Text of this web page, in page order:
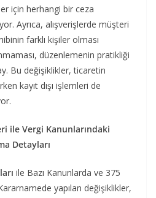
için herhangi bir ceza
Ayrıca, alışverişlerde müşteri
farklı kişiler olması
düzenlemenin pratikliği
Bu değişiklikler, ticaretin
kayıt dışı işlemleri de
ile Vergi Kanunlarındaki
Detayları
ile Bazı Kanunlarda ve 375
yapılan değişiklikler,